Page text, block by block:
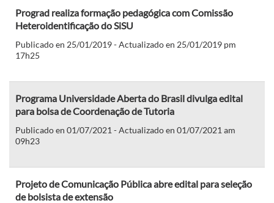
Prograd realiza formação pedagógica com Comissão
Heteroidentificação do SiSU
Publicado en 25/01/2019 - Actualizado en 25/01/2019 pm
17h25
Programa Universidade Aberta do Brasil divulga edital
para bolsa de Coordenação de Tutoria
Publicado en 01/07/2021 - Actualizado en 01/07/2021 am
09h23
Projeto de Comunicação Pública abre edital para seleção
de bolsista de extensão